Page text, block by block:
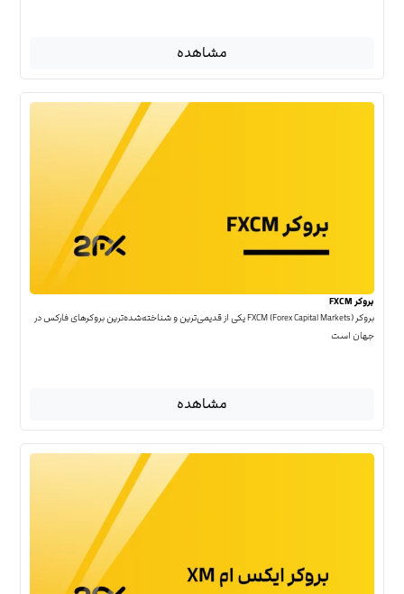
مشاهده
بروکر FXCM
بروکر FXCM (Forex Capital Markets) یکی از قدیمی‌ترین و شناخته‌شده‌ترین بروکرهای فارکس در
جهان است
مشاهده